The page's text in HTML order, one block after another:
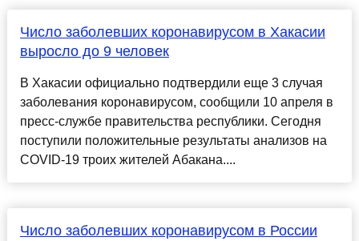
Число заболевших коронавирусом в Хакасии
выросло до 9 человек
В Хакасии официально подтвердили еще 3 случая
заболевания коронавирусом, сообщили 10 апреля в
пресс-службе правительства республики. Сегодня
поступили положительные результаты анализов на
COVID-19 троих жителей Абакана....
Число заболевших коронавирусом в России